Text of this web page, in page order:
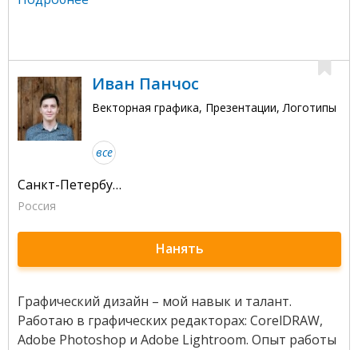
Иван Панчос
Векторная графика, Презентации, Логотипы
все
Санкт-Петербург
Россия
Нанять
Графический дизайн – мой навык и талант.
Работаю в графических редакторах: CorelDRAW,
Adobe Photoshop и Adobe Lightroom. Опыт работы